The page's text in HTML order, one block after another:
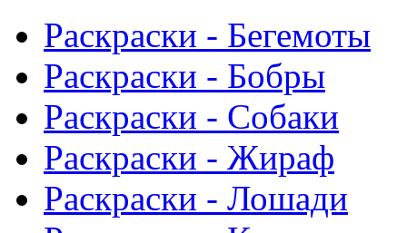
Раскраски - Бегемоты
Раскраски - Бобры
Раскраски - Собаки
Раскраски - Жираф
Раскраски - Лошади